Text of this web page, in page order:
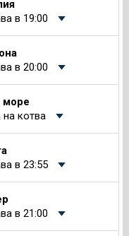
в 19:00
в 20:00
море
на котва
в 23:55
в 21:00